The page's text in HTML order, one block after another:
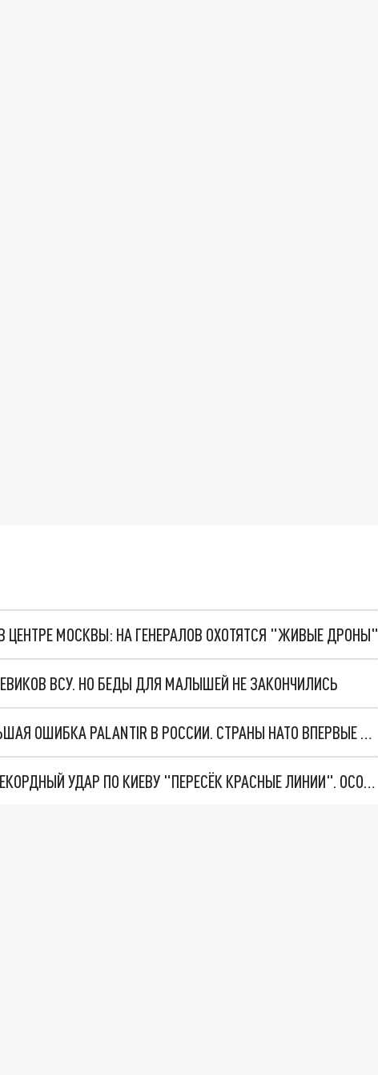
ЦЕНТРЕ МОСКВЫ: НА ГЕНЕРАЛОВ ОХОТЯТСЯ "ЖИВЫЕ ДРОНЫ"
ВСУ. НО БЕДЫ ДЛЯ МАЛЫШЕЙ НЕ ЗАКОНЧИЛИСЬ
"ОЧЕНЬ ПЛОХИЕ НОВОСТИ": БОЛЬШАЯ ОШИБКА PALANTIR В РОССИИ. СТРАНЫ НАТО ВПЕРВЫЕ ЗА СВО ОСТАНОВИЛИ ПОСТАВКИ ОРУЖИЯ. ВСУ ТЕРЯЮТ ПРИГРАНИЧЬЕ?
"ТЕРПЕНИЕ ПУТИНА ЛОПНУЛО". РЕКОРДНЫЙ УДАР ПО КИЕВУ "ПЕРЕСЁК КРАСНЫЕ ЛИНИИ". ОСОБЫЕ СПЕЦЫ КНДР НА ЛБС? ТАЙНЫЕ ПЕРЕГОВОРЫ ЕВРОПЫ И МОСКВЫ